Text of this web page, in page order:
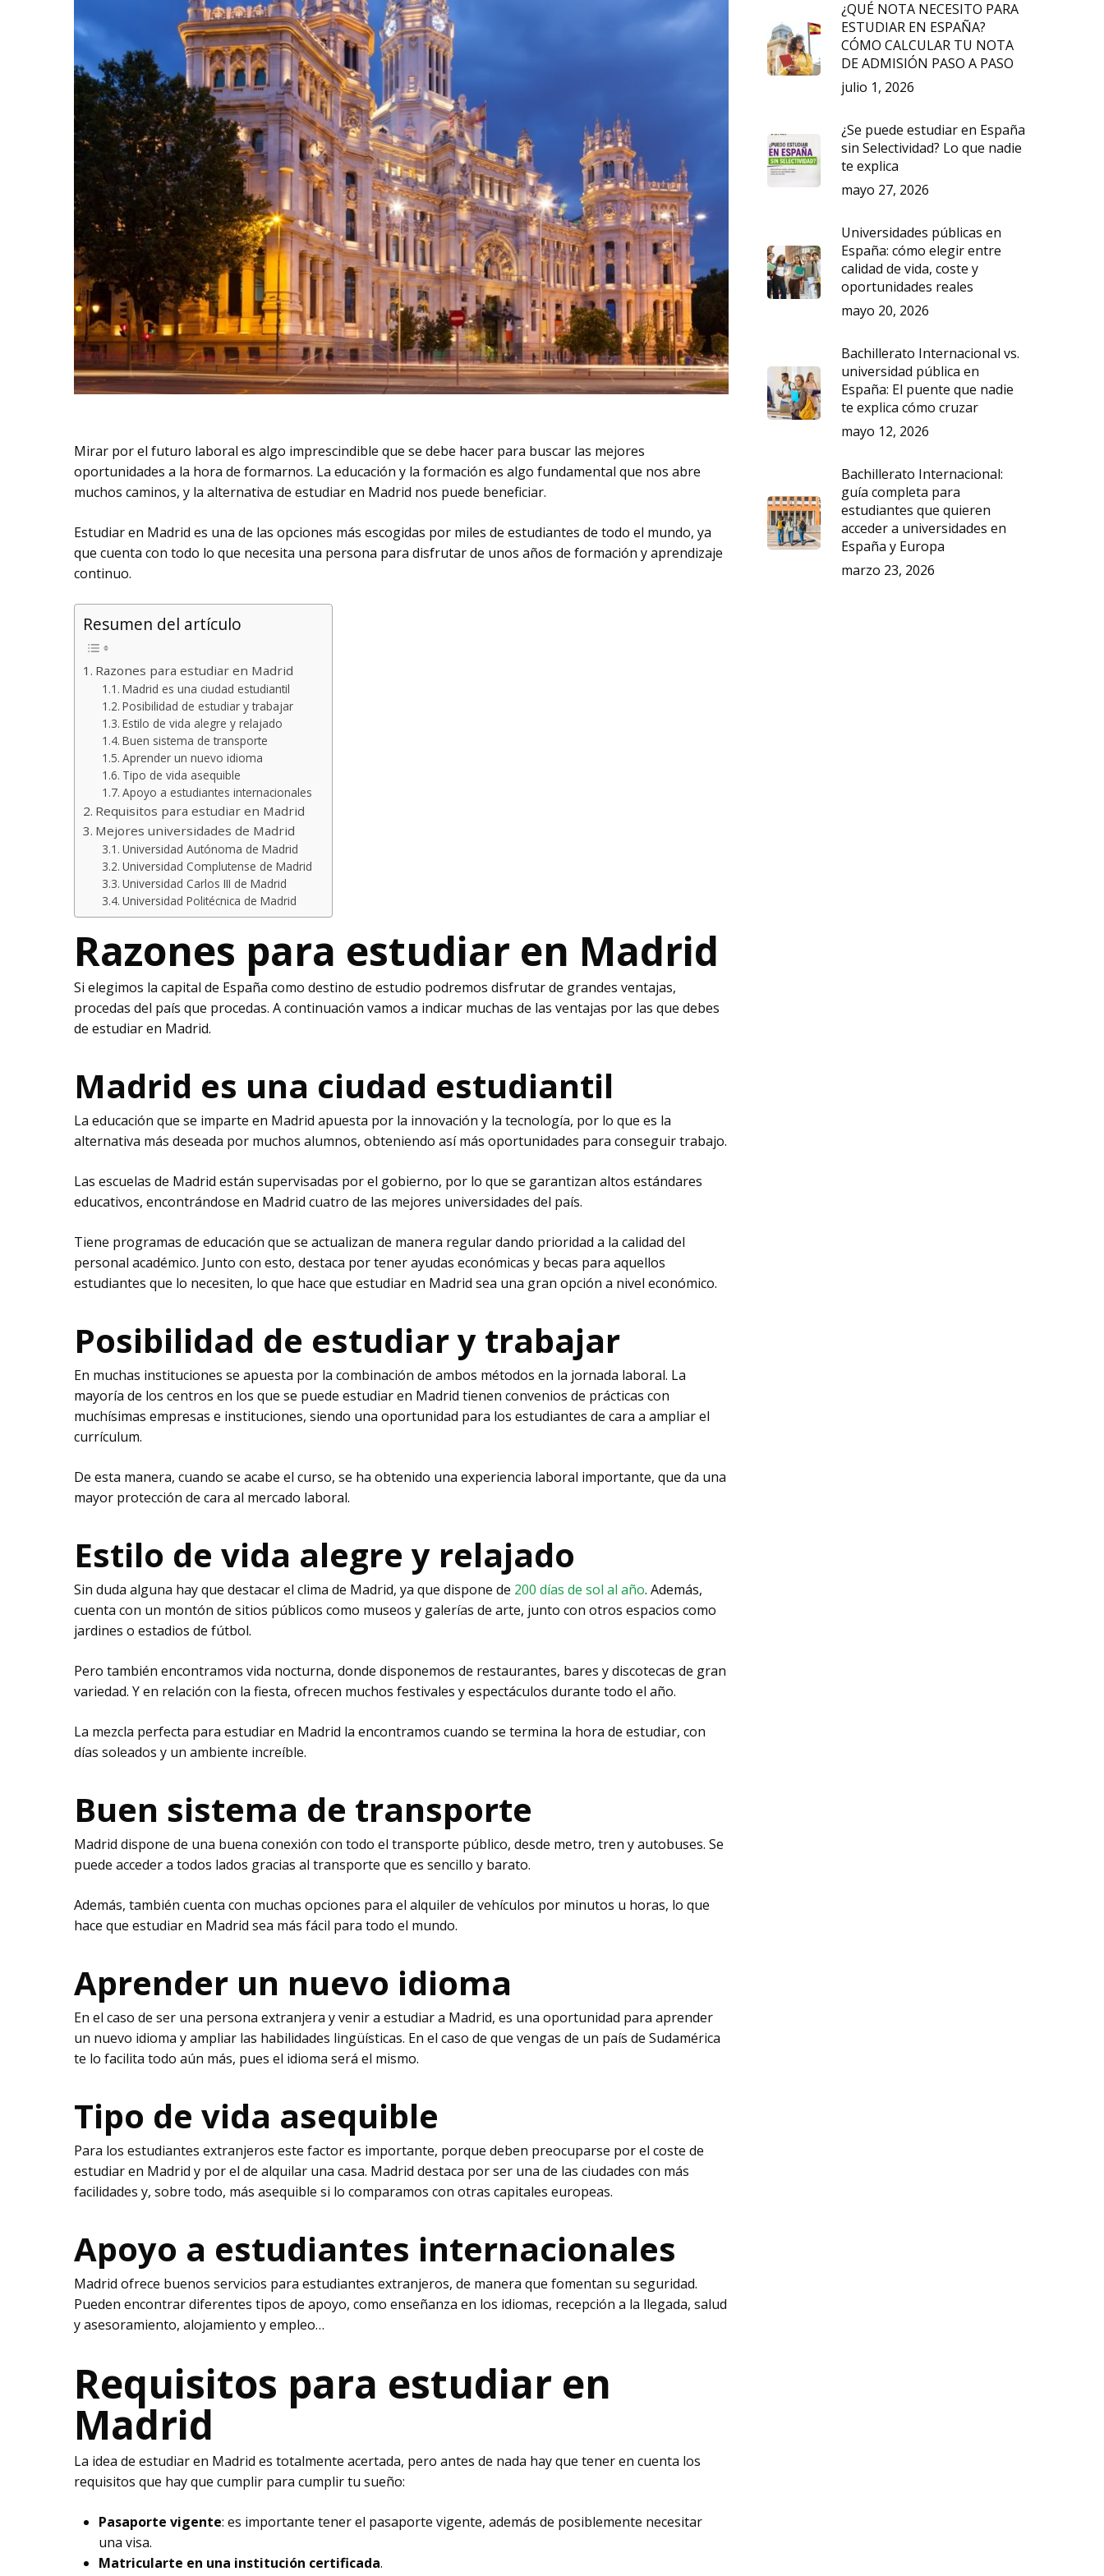
No hay productos en el
Mirar por el futuro laboral es algo imprescindible que se debe hacer para buscar las mejores
oportunidades a la hora de formarnos. La educación y la formación es algo fundamental que nos abre
muchos caminos, y la alternativa de estudiar en Madrid nos puede beneficiar.
Estudiar en Madrid es una de las opciones más escogidas por miles de estudiantes de todo el mundo, ya
que cuenta con todo lo que necesita una persona para disfrutar de unos años de formación y aprendizaje
continuo.
Resumen del artículo
Razones para estudiar en Madrid
Madrid es una ciudad estudiantil
Posibilidad de estudiar y trabajar
Estilo de vida alegre y relajado
Buen sistema de transporte
Aprender un nuevo idioma
Tipo de vida asequible
Apoyo a estudiantes internacionales
Requisitos para estudiar en Madrid
Mejores universidades de Madrid
Universidad Autónoma de Madrid
Universidad Complutense de Madrid
Universidad Carlos III de Madrid
Universidad Politécnica de Madrid
Razones para estudiar en Madrid
Si elegimos la capital de España como destino de estudio podremos disfrutar de grandes ventajas,
procedas del país que procedas. A continuación vamos a indicar muchas de las ventajas por las que debes
de estudiar en Madrid.
Madrid es una ciudad estudiantil
La educación que se imparte en Madrid apuesta por la innovación y la tecnología, por lo que es la
alternativa más deseada por muchos alumnos, obteniendo así más oportunidades para conseguir trabajo.
Las escuelas de Madrid están supervisadas por el gobierno, por lo que se garantizan altos estándares
educativos, encontrándose en Madrid cuatro de las mejores universidades del país.
Tiene programas de educación que se actualizan de manera regular dando prioridad a la calidad del
personal académico. Junto con esto, destaca por tener ayudas económicas y becas para aquellos
estudiantes que lo necesiten, lo que hace que estudiar en Madrid sea una gran opción a nivel económico.
Posibilidad de estudiar y trabajar
En muchas instituciones se apuesta por la combinación de ambos métodos en la jornada laboral. La
mayoría de los centros en los que se puede estudiar en Madrid tienen convenios de prácticas con
muchísimas empresas e instituciones, siendo una oportunidad para los estudiantes de cara a ampliar el
currículum.
De esta manera, cuando se acabe el curso, se ha obtenido una experiencia laboral importante, que da una
mayor protección de cara al mercado laboral.
Estilo de vida alegre y relajado
Sin duda alguna hay que destacar el clima de Madrid, ya que dispone de 200 días de sol al año. Además,
cuenta con un montón de sitios públicos como museos y galerías de arte, junto con otros espacios como
jardines o estadios de fútbol.
Pero también encontramos vida nocturna, donde disponemos de restaurantes, bares y discotecas de gran
variedad. Y en relación con la fiesta, ofrecen muchos festivales y espectáculos durante todo el año.
La mezcla perfecta para estudiar en Madrid la encontramos cuando se termina la hora de estudiar, con
días soleados y un ambiente increíble.
Buen sistema de transporte
Madrid dispone de una buena conexión con todo el transporte público, desde metro, tren y autobuses. Se
puede acceder a todos lados gracias al transporte que es sencillo y barato.
Además, también cuenta con muchas opciones para el alquiler de vehículos por minutos u horas, lo que
hace que estudiar en Madrid sea más fácil para todo el mundo.
Aprender un nuevo idioma
En el caso de ser una persona extranjera y venir a estudiar a Madrid, es una oportunidad para aprender
un nuevo idioma y ampliar las habilidades lingüísticas. En el caso de que vengas de un país de Sudamérica
te lo facilita todo aún más, pues el idioma será el mismo.
Tipo de vida asequible
Para los estudiantes extranjeros este factor es importante, porque deben preocuparse por el coste de
estudiar en Madrid y por el de alquilar una casa. Madrid destaca por ser una de las ciudades con más
facilidades y, sobre todo, más asequible si lo comparamos con otras capitales europeas.
Apoyo a estudiantes internacionales
Madrid ofrece buenos servicios para estudiantes extranjeros, de manera que fomentan su seguridad.
Pueden encontrar diferentes tipos de apoyo, como enseñanza en los idiomas, recepción a la llegada, salud
y asesoramiento, alojamiento y empleo…
Requisitos para estudiar en
Madrid
La idea de estudiar en Madrid es totalmente acertada, pero antes de nada hay que tener en cuenta los
requisitos que hay que cumplir para cumplir tu sueño:
Pasaporte vigente: es importante tener el pasaporte vigente, además de posiblemente necesitar
una visa.
Matricularte en una institución certificada.
¿QUÉ NOTA NECESITO PARA
ESTUDIAR EN ESPAÑA?
CÓMO CALCULAR TU NOTA
DE ADMISIÓN PASO A PASO
julio 1, 2026
¿Se puede estudiar en España
sin Selectividad? Lo que nadie
te explica
mayo 27, 2026
Universidades públicas en
España: cómo elegir entre
calidad de vida, coste y
oportunidades reales
mayo 20, 2026
Bachillerato Internacional vs.
universidad pública en
España: El puente que nadie
te explica cómo cruzar
mayo 12, 2026
Bachillerato Internacional:
guía completa para
estudiantes que quieren
acceder a universidades en
España y Europa
marzo 23, 2026